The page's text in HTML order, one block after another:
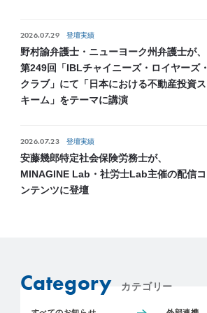
2026.07.29 登壇実績
野村諭弁護士・ニューヨーク州弁護士が、
第249回「IBLチャイニーズ・ロイヤーズ・
クラブ」にて「日本における不動産投資ス
キーム」をテーマに講演
2026.07.23 登壇実績
安藤幾郎特定社会保険労務士が、
MINAGINE Lab・社労士Lab主催の配信コ
ンテンツに登壇
Category カテゴリー